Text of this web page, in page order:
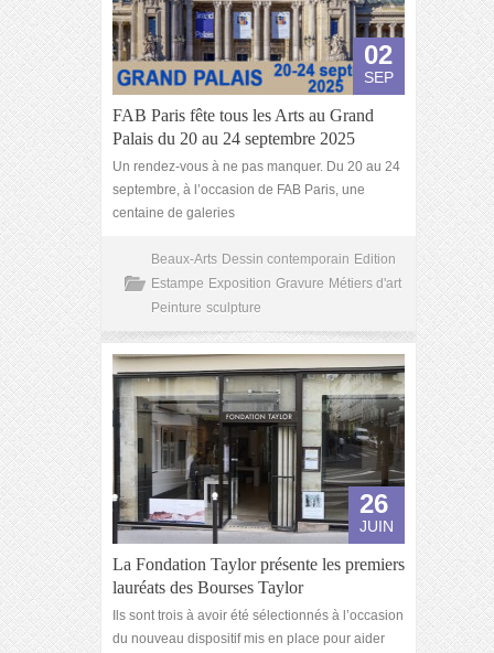
02
SEP
FAB Paris fête tous les Arts au Grand
Palais du 20 au 24 septembre 2025
Un rendez-vous à ne pas manquer. Du 20 au 24
septembre, à l’occasion de FAB Paris, une
centaine de galeries
Beaux-Arts Dessin contemporain Edition
Estampe Exposition Gravure Métiers d'art
Peinture sculpture
26
JUIN
La Fondation Taylor présente les premiers
lauréats des Bourses Taylor
Ils sont trois à avoir été sélectionnés à l’occasion
du nouveau dispositif mis en place pour aider